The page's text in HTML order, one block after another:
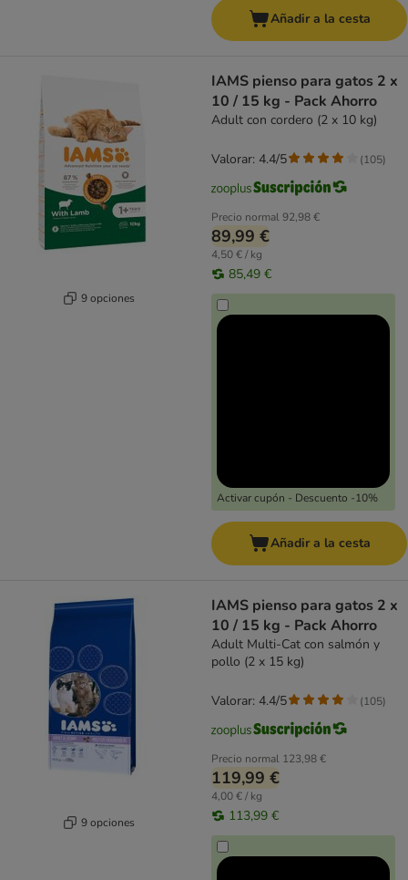
Añadir a la cesta
9 opciones
IAMS pienso para gatos 2 x
10 / 15 kg - Pack Ahorro
Adult con cordero (2 x 10 kg)
Precio normal92,98 €
89,99 €
4,50 € / kg
85,49 €
Activar cupón - Descuento -10%
Valorar: 4.4/5 (105)
Añadir a la cesta
9 opciones
IAMS pienso para gatos 2 x
10 / 15 kg - Pack Ahorro
Adult Multi-Cat con salmón y
pollo (2 x 15 kg)
Precio normal 123,98 €
119,99 €
4,00 € / kg
113,99 €
Valorar: 4.4/5 (105)